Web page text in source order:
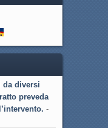
da diversi
preveda
-